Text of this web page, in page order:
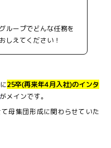
ループでどんな任務を
しえてください！
25卒(再来年4月入社)のインタ
がメインです。
母集団形成に関わらせていた